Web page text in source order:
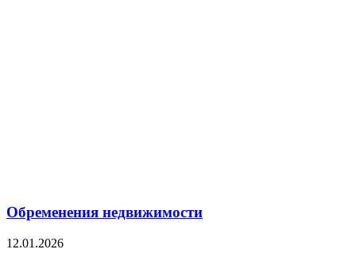
Обременения недвижимости
12.01.2026